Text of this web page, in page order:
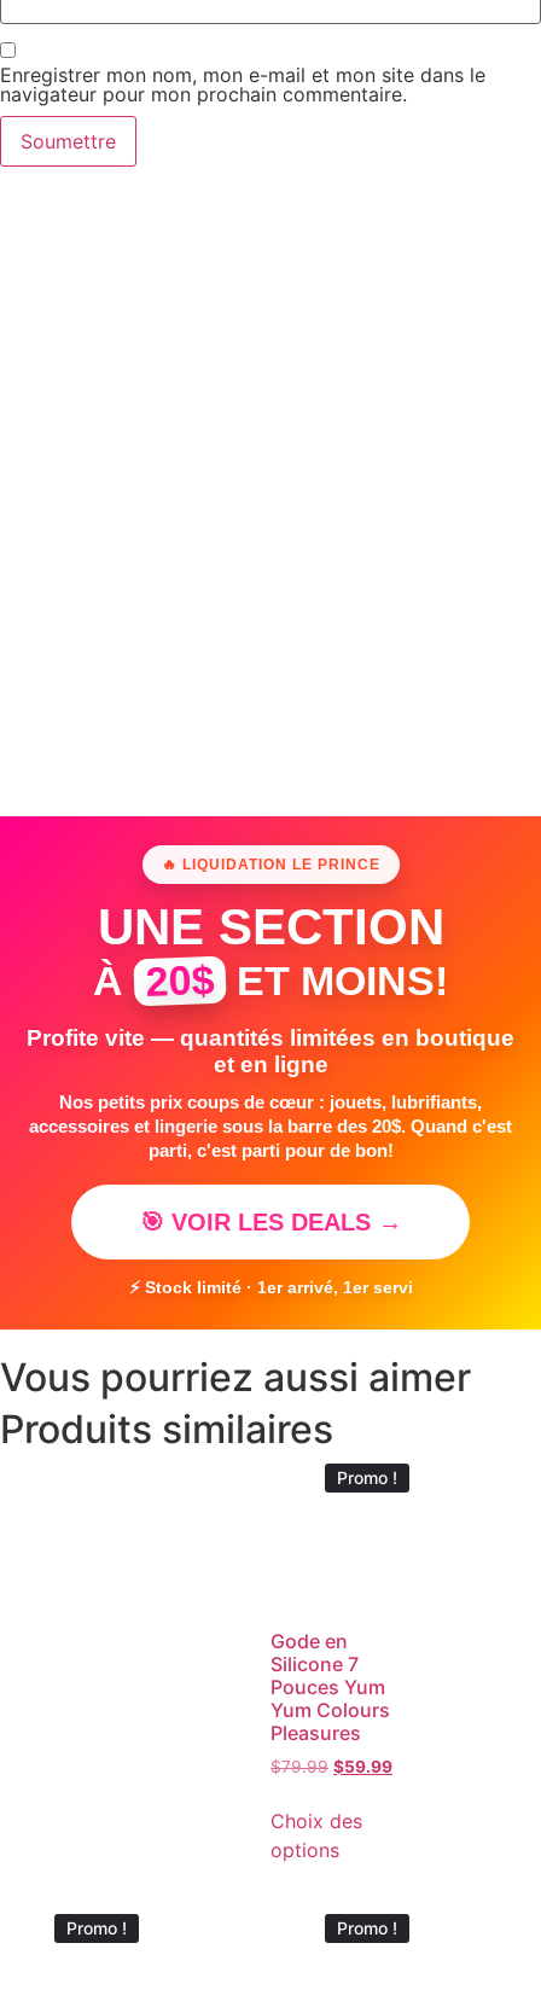
Enregistrer mon nom, mon e-mail et mon site dans le
navigateur pour mon prochain commentaire.
🔥 LIQUIDATION LE PRINCE
UNE SECTION
À 20$ ET MOINS!
Profite vite — quantités limitées en boutique
et en ligne
Nos petits prix coups de cœur : jouets, lubrifiants,
accessoires et lingerie sous la barre des 20$. Quand c'est
parti, c'est parti pour de bon!
🎯 VOIR LES DEALS →
⚡ Stock limité · 1er arrivé, 1er servi
Vous pourriez aussi aimer
Produits similaires
Promo !
Gode en
Silicone 7
Pouces Yum
Yum Colours
Pleasures
$79.99 $59.99
Choix des
options
Promo ! Promo !